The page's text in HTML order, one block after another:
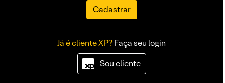
Cadastrar
Já é cliente XP?Faça seu login
Sou cliente